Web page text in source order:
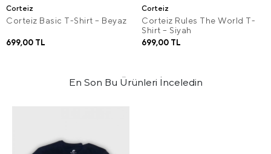
Corteiz
Corteiz Basic T-Shirt – Beyaz
699,00 TL
Corteiz
Corteiz Rules The World T-
Shirt – Siyah
699,00 TL
En Son Bu Ürünleri İnceledin